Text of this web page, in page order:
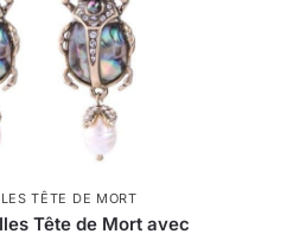
TÊTE DE MORT
Tête de Mort avec